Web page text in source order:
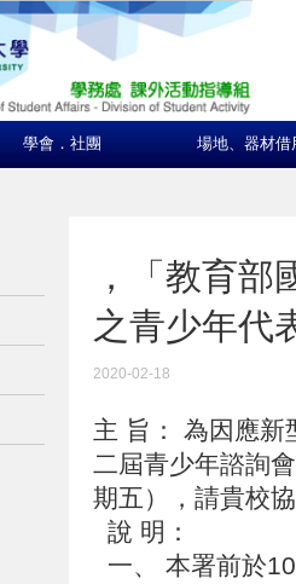
學會．社團 場地、器材借
，「教育
之青少年代
2020-02-18
主 旨： 為因應新
二屆青少年諮詢
期五），請貴校
說 明：
一、 本署前於